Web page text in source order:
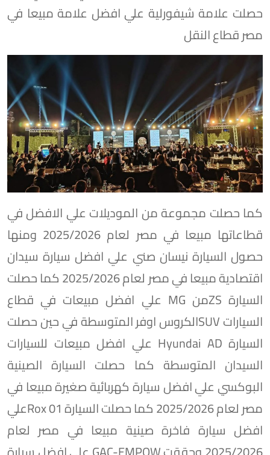
حصلت علامة شيفورلية علي افضل علامة مبيعا في
مصر قطاع النقل
كما حصلت مجموعة من الموديلات علي الافضل في
قطاعاتها مبيعا في مصر لعام 2025/2026 ومنها
حصول السيارة نيسان صني علي افضل سيارة سيدان
اقتصادية مبيعا في مصر لعام 2025/2026 كما حصلت
السيارة ZSمن MG علي افضل مبيعات في قطاع
السيارات SUVالكروس اوفر المتوسطة في حين حصلت
السيارة Hyundai AD علي افضل مبيعات للسيارات
السيدان المتوسطة كما حصلت السيارة الصينية
البوكسي علي افضل سيارة كهربائية صغيرة مبيعا في
مصر لعام 2025/2026 كما حصلت السيارة Rox 01علي
افضل سيارة فاخرة صينية مبيعا في مصر لعام